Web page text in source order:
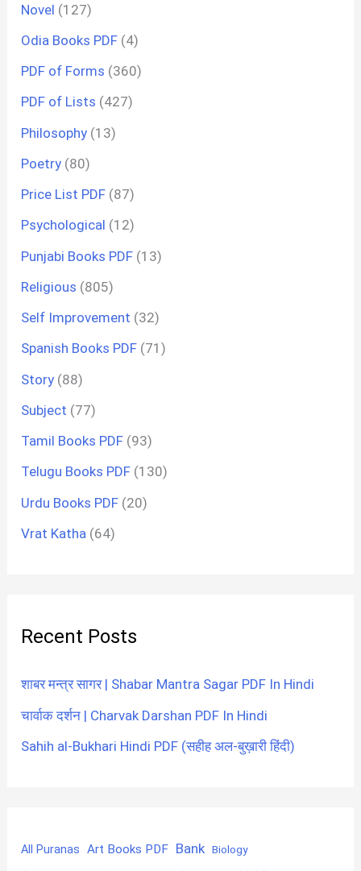
Novel (127)
Odia Books PDF (4)
PDF of Forms (360)
PDF of Lists (427)
Philosophy (13)
Poetry (80)
Price List PDF (87)
Psychological (12)
Punjabi Books PDF (13)
Religious (805)
Self Improvement (32)
Spanish Books PDF (71)
Story (88)
Subject (77)
Tamil Books PDF (93)
Telugu Books PDF (130)
Urdu Books PDF (20)
Vrat Katha (64)
Recent Posts
शाबर मन्त्र सागर | Shabar Mantra Sagar PDF In Hindi
चार्वाक दर्शन | Charvak Darshan PDF In Hindi
Sahih al-Bukhari Hindi PDF (सहीह अल-बुख़ारी हिंदी)
All Puranas Art Books PDF Bank Biology